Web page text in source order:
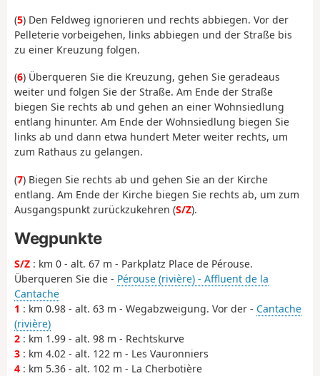
(5) Den Feldweg ignorieren und rechts abbiegen. Vor der
Pelleterie vorbeigehen, links abbiegen und der Straße bis
zu einer Kreuzung folgen.
(6) Überqueren Sie die Kreuzung, gehen Sie geradeaus
weiter und folgen Sie der Straße. Am Ende der Straße
biegen Sie rechts ab und gehen an einer Wohnsiedlung
entlang hinunter. Am Ende der Wohnsiedlung biegen Sie
links ab und dann etwa hundert Meter weiter rechts, um
zum Rathaus zu gelangen.
(7) Biegen Sie rechts ab und gehen Sie an der Kirche
entlang. Am Ende der Kirche biegen Sie rechts ab, um zum
Ausgangspunkt zurückzukehren (S/Z).
Wegpunkte
S/Z : km 0 - alt. 67 m - Parkplatz Place de Pérouse.
Überqueren Sie die - Pérouse (rivière) - Affluent de la
Cantache
1 : km 0.98 - alt. 63 m - Wegabzweigung. Vor der - Cantache
(rivière)
2 : km 1.99 - alt. 98 m - Rechtskurve
3 : km 4.02 - alt. 122 m - Les Vauronniers
4 : km 5.36 - alt. 102 m - La Cherbotière